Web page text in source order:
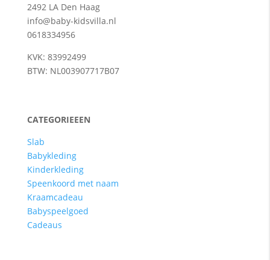
2492 LA Den Haag
info@baby-kidsvilla.nl
0618334956
KVK: 83992499
BTW: NL003907717B07
CATEGORIEEEN
Slab
Babykleding
Kinderkleding
Speenkoord met naam
Kraamcadeau
Babyspeelgoed
Cadeaus